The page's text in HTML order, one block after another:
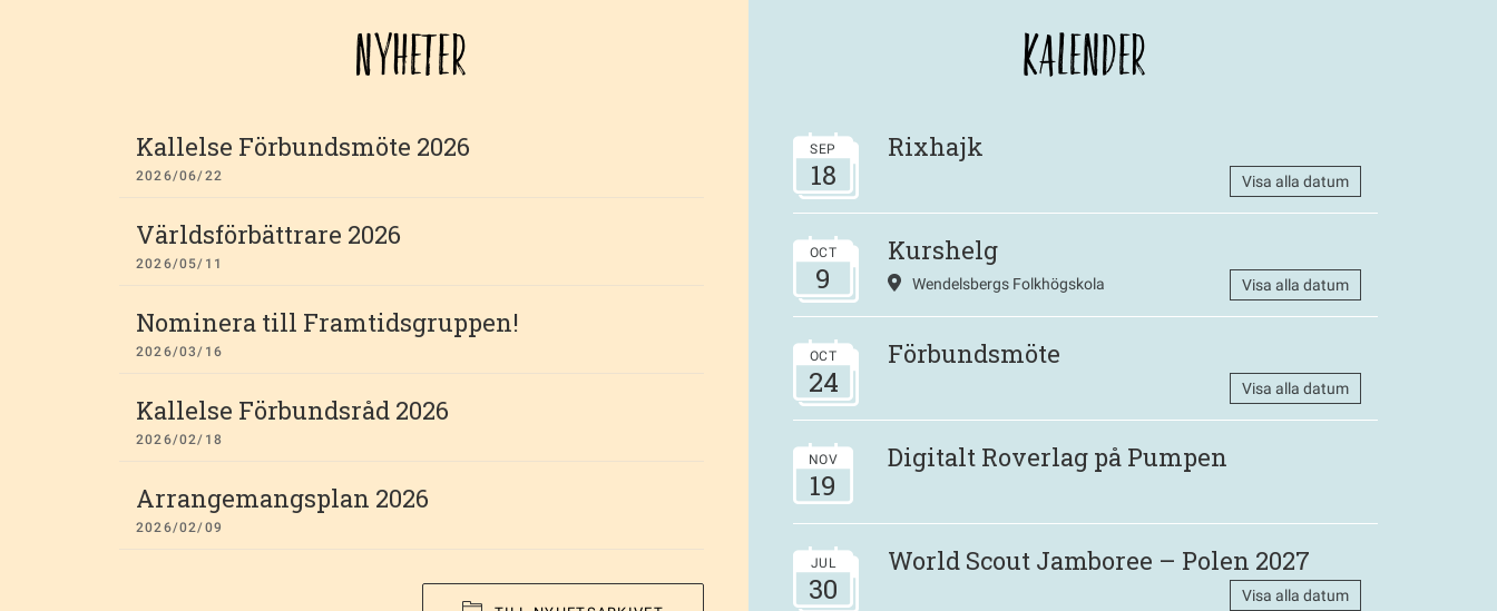
NYHETER
Kallelse Förbundsmöte 2026
2026/06/22
Världsförbättrare 2026
2026/05/11
Nominera till Framtidsgruppen!
2026/03/16
Kallelse Förbundsråd 2026
2026/02/18
Arrangemangsplan 2026
2026/02/09
KALENDER
SEP
18
Rixhajk
Visa alla datum
OCT
9
Kurshelg
Wendelsbergs Folkhögskola Visa alla datum
OCT
24
Förbundsmöte
Visa alla datum
NOV
19
Digitalt Roverlag på Pumpen
JUL
30
World Scout Jamboree – Polen 2027
Visa alla datum